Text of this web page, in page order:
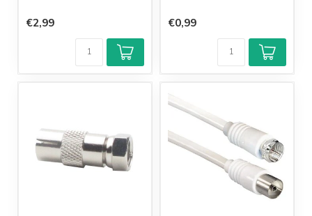
€2,99
9,2/10
Achteraf
betalen mogelijk
€0,99